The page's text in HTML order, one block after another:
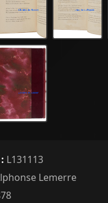
L131113
Lemerre